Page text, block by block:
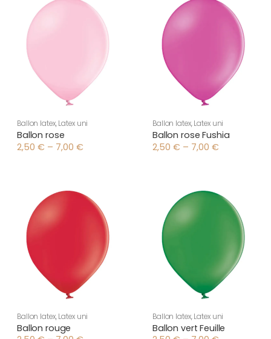
7,00 €
7,00 €
Ballon latex,Latex uni
Ballon rose
2,50 € – 7,00 €
Plage
7,00 €
Ballon latex,Latex uni
Ballon rose Fushia
2,50 € – 7,00 €
Plage
7,00 €
Ballon latex,Latex uni
Ballon rouge
Ballon latex,Latex uni
Ballon vert Feuille